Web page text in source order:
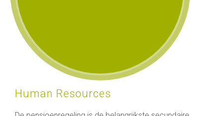
Human Resources